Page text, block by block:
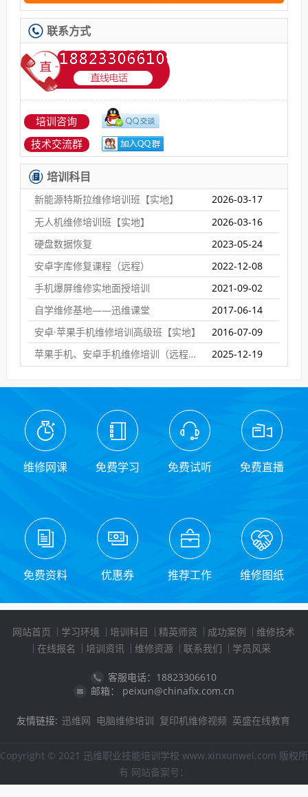
联系方式
培训咨询
技术交流群
培训科目
新能源特斯拉维修培训班【实地】
2026-03-17
无人机维修培训班【实地】
2026-03-16
硬盘数据恢复
2023-05-24
安卓字库修复课程（远程）
2022-12-08
手机爆屏维修实地面授培训
2021-09-02
自学维修基地——迅维课堂
2017-06-14
安卓·苹果手机维修培训高级班【实地】
2016-07-09
苹果手机、安卓手机维修培训（远程网络班）
2025-12-19
维修网课 免费学习 免费试听 免费直播
免费资料 优惠券 推荐工作 维修图纸
网站首页 学习环境 培训科目 精英师资 成功案例
维修技术
在线报名
培训资讯 维修资源 联系我们 学员风采
客服电话：18823306610
邮箱： peixun@chinafix.com.cn
友情链接: 迅维网 电脑维修培训 复印机维修视频 英盛在线教育
Copyright © 2021 迅维职业技能培训学校 www.xinxunwei.com 版权所
有 网站备案号：